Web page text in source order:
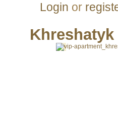
Login or
Khreshatyk